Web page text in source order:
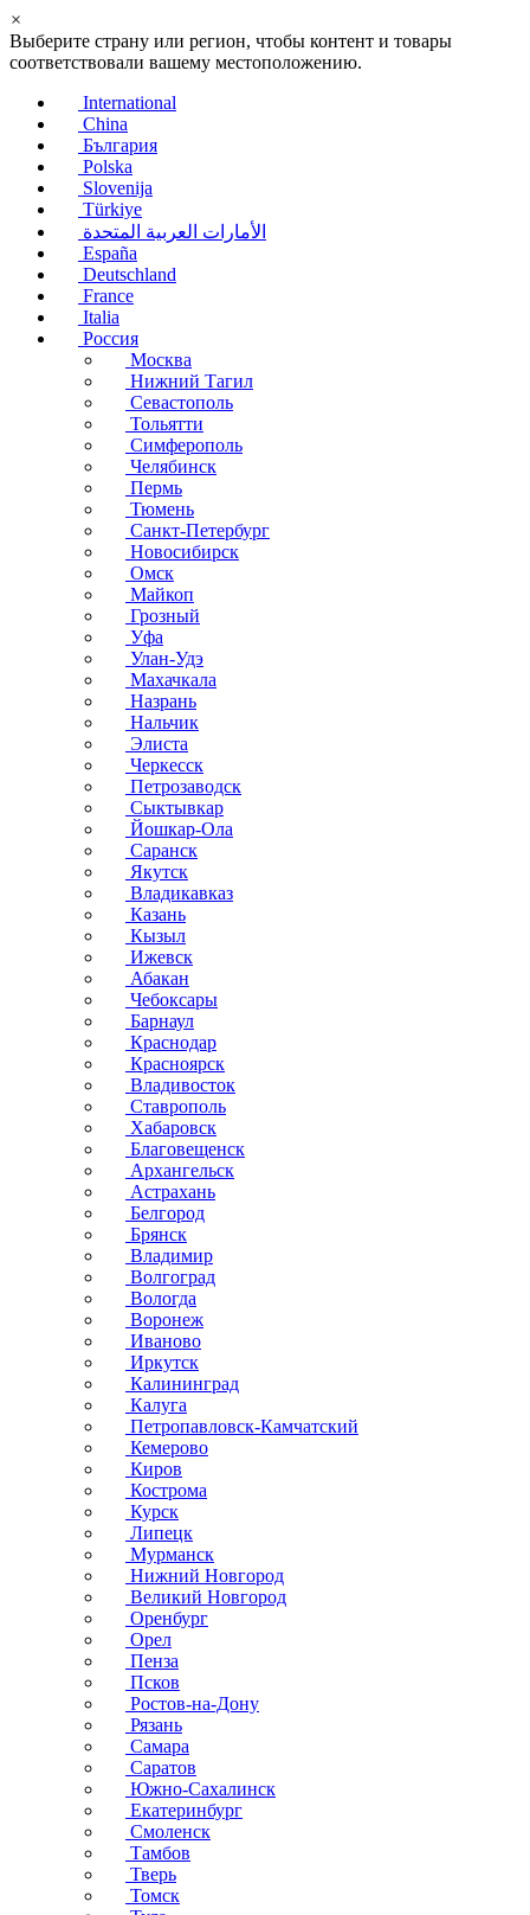
×
Выберите страну или регион, чтобы контент и товары
соответствовали вашему местоположению.
International
China
България
Polska
Slovenija
Türkiye
الأمارات العربية المتحدة
España
Deutschland
France
Italia
Россия
Москва
Нижний Тагил
Севастополь
Тольятти
Симферополь
Челябинск
Пермь
Тюмень
Санкт-Петербург
Новосибирск
Омск
Майкоп
Грозный
Уфа
Улан-Удэ
Махачкала
Назрань
Нальчик
Элиста
Черкесск
Петрозаводск
Сыктывкар
Йошкар-Ола
Саранск
Якутск
Владикавказ
Казань
Кызыл
Ижевск
Абакан
Чебоксары
Барнаул
Краснодар
Красноярск
Владивосток
Ставрополь
Хабаровск
Благовещенск
Архангельск
Астрахань
Белгород
Брянск
Владимир
Волгоград
Вологда
Воронеж
Иваново
Иркутск
Калининград
Калуга
Петропавловск-Камчатский
Кемерово
Киров
Кострома
Курск
Липецк
Мурманск
Нижний Новгород
Великий Новгород
Оренбург
Орел
Пенза
Псков
Ростов-на-Дону
Рязань
Самара
Саратов
Южно-Сахалинск
Екатеринбург
Смоленск
Тамбов
Тверь
Томск